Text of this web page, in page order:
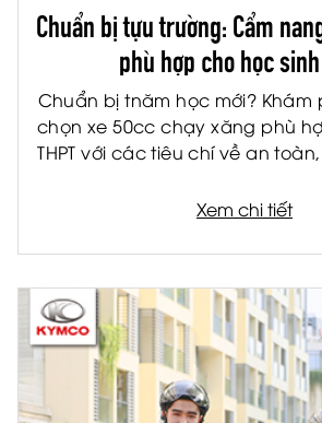
Chuẩn bị tựu trường: Cẩm
phù hợp cho học sinh
Chuẩn bị tnăm học mới?
chọn xe 50cc chạy xăng phù
THPT với các tiêu chí về an
Xem chi tiết